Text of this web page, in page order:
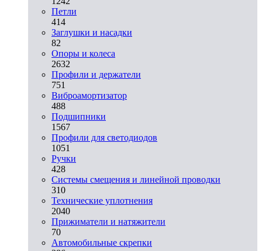
Петли
414
Заглушки и насадки
82
Опоры и колеса
2632
Профили и держатели
751
Виброамортизатор
488
Подшипники
1567
Профили для светодиодов
1051
Ручки
428
Системы смещения и линейной проводки
310
Технические уплотнения
2040
Прижиматели и натяжители
70
Автомобильные скрепки